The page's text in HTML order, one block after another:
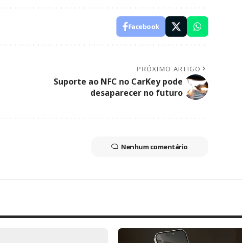
Facebook
PRÓXIMO ARTIGO
Suporte ao NFC no CarKey pode
desaparecer no futuro
Nenhum comentário